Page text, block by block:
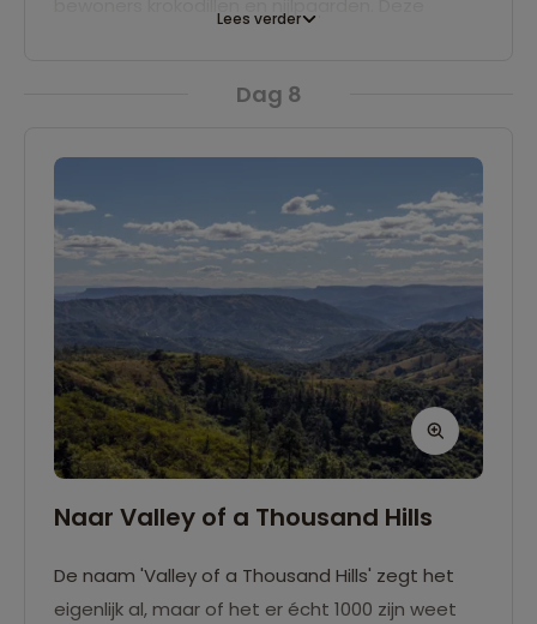
Lucia. Lekker uitwaaien op het strand is natuurlijk
kamperen een nacht in een rustige omgeving.
Lees verder
Dag 8
Naar Valley of a Thousand Hills
De naam 'Valley of a Thousand Hills' zegt het
eigenlijk al, maar of het er écht 1000 zijn weet